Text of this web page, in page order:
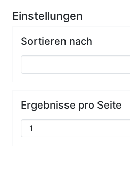
Einstellungen
Sortieren nach
Ergebnisse pro Seite